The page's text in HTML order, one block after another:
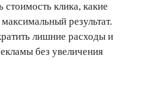
стоимость клика, какие
результат.
лишние расходы и
без увеличения